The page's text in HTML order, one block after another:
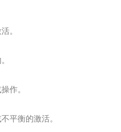
。
作。
平衡的激活。